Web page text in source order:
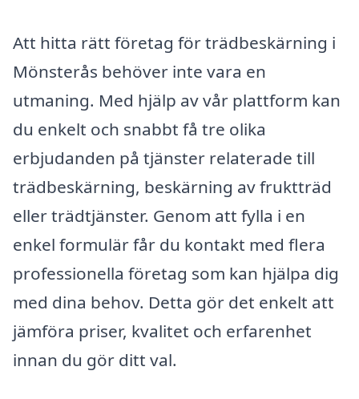
Att hitta rätt företag för trädbeskärning i
Mönsterås behöver inte vara en
utmaning. Med hjälp av vår plattform kan
du enkelt och snabbt få tre olika
erbjudanden på tjänster relaterade till
trädbeskärning, beskärning av fruktträd
eller trädtjänster. Genom att fylla i en
enkel formulär får du kontakt med flera
professionella företag som kan hjälpa dig
med dina behov. Detta gör det enkelt att
jämföra priser, kvalitet och erfarenhet
innan du gör ditt val.